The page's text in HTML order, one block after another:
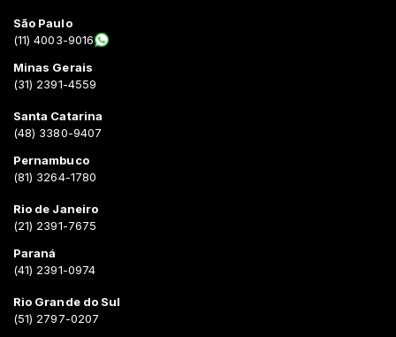
São Paulo
(11) 4003-9016
Minas Gerais
(31) 2391-4559
Santa Catarina
(48) 3380-9407
Pernambuco
(81) 3264-1780
Rio de Janeiro
(21) 2391-7675
Paraná
(41) 2391-0974
Rio Grande do Sul
(51) 2797-0207